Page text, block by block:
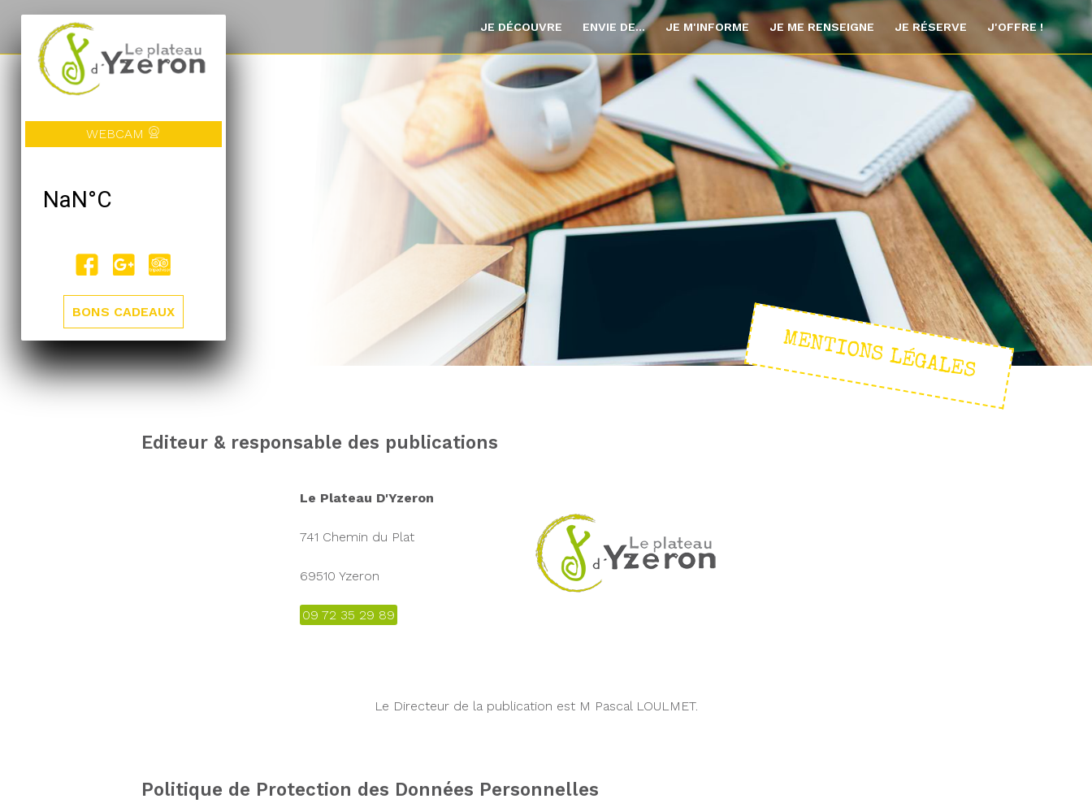
WEBCAM
BONS CADEAUX
JE DÉCOUVRE ENVIE DE... JE M'INFORME JE ME RENSEIGNE JE RÉSERVE J'OFFRE !
MENTIONS LÉGALES
Editeur & responsable des publications
Le Plateau D'Yzeron
741 Chemin du Plat
69510 Yzeron
09 72 35 29 89
Le Directeur de la publication est M Pascal LOULMET.
Politique de Protection des Données Personnelles